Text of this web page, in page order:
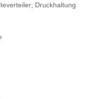
Druckhaltung